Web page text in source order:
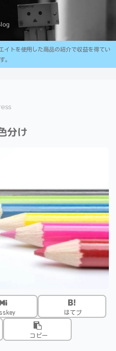
イトを使用した商品の紹介で収益を得てい
。
分け
はてブ
コピー